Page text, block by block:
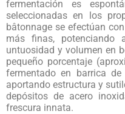
fermentación es
seleccionadas en los
bâtonnage se efectúan
más finas, potenciando
untuosidad y volumen en
pequeño porcentaje
fermentado en barrica
aportando estructura y
depósitos de acero
frescura innata.